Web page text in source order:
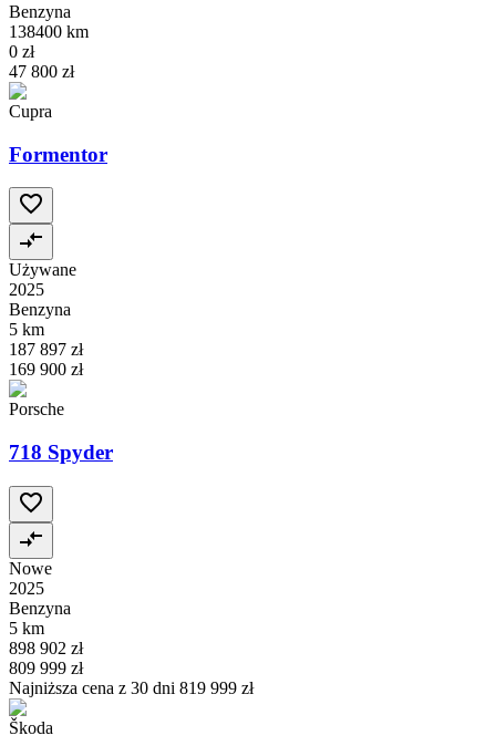
Benzyna
138400 km
0 zł
47 800 zł
Cupra
Formentor
Używane
2025
Benzyna
5 km
187 897 zł
169 900 zł
Porsche
718 Spyder
Nowe
2025
Benzyna
5 km
898 902 zł
809 999 zł
Najniższa cena z 30 dni 819 999 zł
Škoda